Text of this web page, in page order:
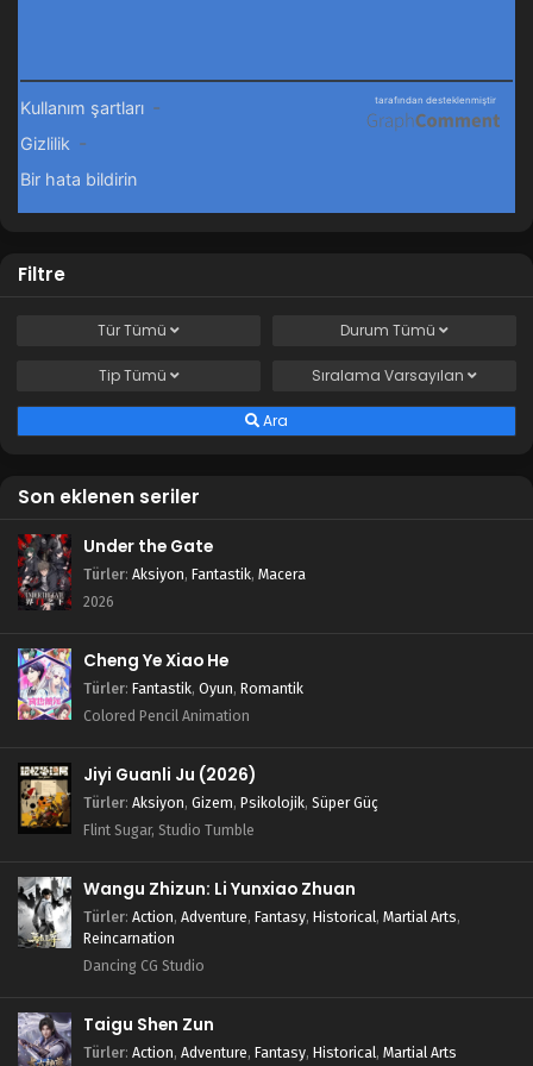
Blm 43 - Nisan 6, 2024
Douluo Dalu 2: Eşsiz Tang Mezhebi 42.Bölüm
Douluo Dalu 2: Eşsiz Tang Mezhebi 41.Bölüm
Blm 41 - Mart 24, 2024
Blm 40 - Mart 16, 2024
Douluo Dalu 2: Eşsiz Tang Mezhebi 39.Bölüm
Douluo Dalu 2: Eşsiz Tang Mezhebi 38.Bölüm
Douluo Dalu 2: Eşsiz Tang Mezhebi 37.Bölüm
Blm 37 - Şubat 25, 2024
Douluo Dalu 2: Eşsiz Tang Mezhebi 36.Bölüm
Blm 36 - Şubat 17, 2024
Filtre
TürTümü Durum Tümü
TipTümü Sıralama Varsayılan
Ara
Son eklenen seriler
Under the Gate
Türler: Aksiyon, Fantastik, Macera
2026
Cheng Ye Xiao He
Türler: Fantastik, Oyun, Romantik
Colored Pencil Animation
Jiyi Guanli Ju (2026)
Türler: Aksiyon, Gizem, Psikolojik, Süper Güç
Flint Sugar, Studio Tumble
Wangu Zhizun: Li Yunxiao Zhuan
Türler: Action, Adventure, Fantasy, Historical, Martial Arts,
Reincarnation
Dancing CG Studio
Taigu Shen Zun
Türler: Action, Adventure, Fantasy, Historical, Martial Arts